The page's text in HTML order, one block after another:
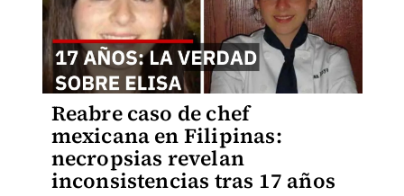
Reabre caso de chef
mexicana en Filipinas:
necropsias revelan
inconsistencias tras 17 años